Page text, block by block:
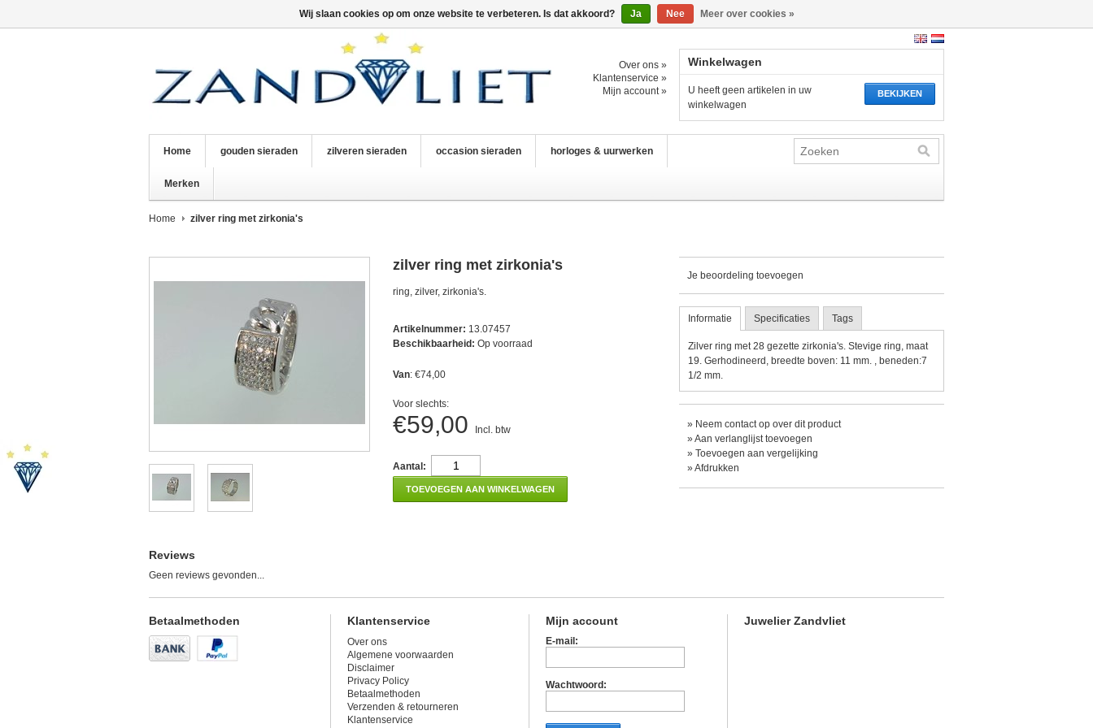
Over ons »
Klantenservice »
Mijn account »
Winkelwagen
BEKIJKEN
U heeft geen artikelen in uw
winkelwagen
Home gouden sieraden zilveren sieraden occasion sieraden horloges & uurwerken
Merken
Home zilver ring met zirkonia's
zilver ring met zirkonia's
ring, zilver, zirkonia's.
Artikelnummer: 13.07457
Beschikbaarheid: Op voorraad
Van: €74,00
Voor slechts:
€59,00 Incl. btw
Aantal:
TOEVOEGEN AAN WINKELWAGEN
Reviews
Geen reviews gevonden...
Je beoordeling toevoegen
Informatie Specificaties Tags
Zilver ring met 28 gezette zirkonia's. Stevige ring, maat
19. Gerhodineerd, breedte boven: 11 mm. , beneden:7
1/2 mm.
» Neem contact op over dit product
»Aan verlanglijst toevoegen
» Toevoegen aan vergelijking
»Afdrukken
Betaalmethoden Klantenservice
Over ons
Algemene voorwaarden
Disclaimer
Privacy Policy
Betaalmethoden
Verzenden & retourneren
Klantenservice
Mijn account
E-mail:
Wachtwoord:
Juwelier Zandvliet
Wij slaan cookies op om onze website te verbeteren. Is dat akkoord? Ja Nee Meer over cookies »